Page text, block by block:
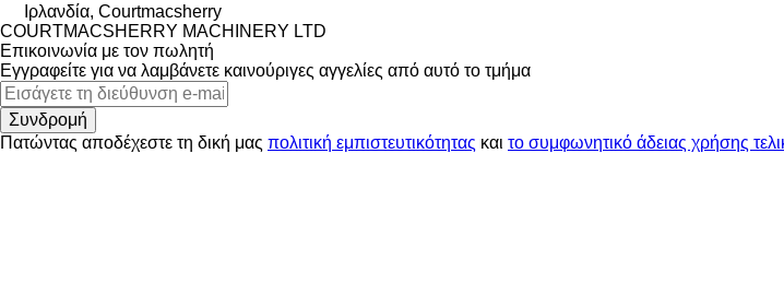
Ιρλανδία, Courtmacsherry
COURTMACSHERRY MACHINERY LTD
Επικοινωνία με τον πωλητή
Εγγραφείτε για να λαμβάνετε καινούριγες αγγελίες από αυτό το τμήμα
Συνδρομή
Πατώντας αποδέχεστε τη δική μας πολιτική εμπιστευτικότητας και το συμφωνητικό άδειας χρήσης